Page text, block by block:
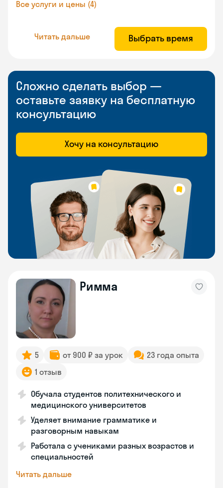
Все услуги и цены (4)
Читать дальше Выбрать время
Сложно сделать выбор —
оставьте заявку на бесплатную
консультацию
Хочу на консультацию
Римма
5 от 900 ₽ за урок
23 года опыта
1 отзыв
Обучала студентов политехнического и
медицинского университетов
Уделяет внимание грамматике и
разговорным навыкам
Работала с учениками разных возрастов и
специальностей
Читать дальше